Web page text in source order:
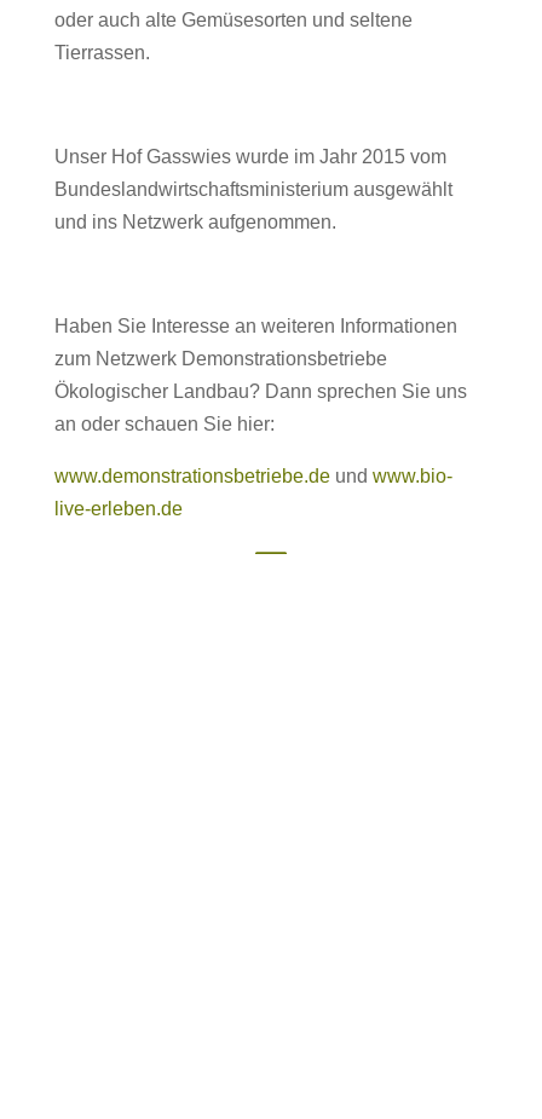
oder auch alte Gemüsesorten und seltene
Tierrassen.
Unser Hof Gasswies wurde im Jahr 2015 vom
Bundeslandwirtschaftsministerium ausgewählt
und ins Netzwerk aufgenommen.
Haben Sie Interesse an weiteren Informationen
zum Netzwerk Demonstrationsbetriebe
Ökologischer Landbau? Dann sprechen Sie uns
an oder schauen Sie hier:
www.demonstrationsbetriebe.de und www.bio-
live-erleben.de